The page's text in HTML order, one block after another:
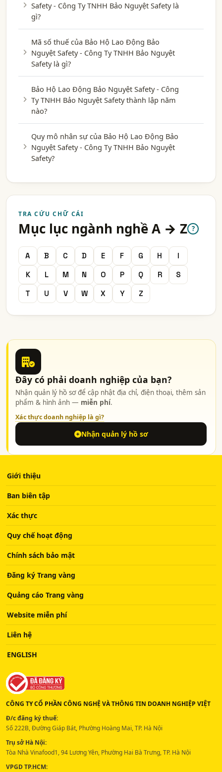
Safety - Công Ty TNHH Bảo Nguyệt Safety là
gì?
Mã số thuế của Bảo Hộ Lao Động Bảo
Nguyệt Safety - Công Ty TNHH Bảo Nguyệt
Safety là gì?
Bảo Hộ Lao Động Bảo Nguyệt Safety - Công
Ty TNHH Bảo Nguyệt Safety thành lập năm
nào?
Quy mô nhân sự của Bảo Hộ Lao Động Bảo
Nguyệt Safety - Công Ty TNHH Bảo Nguyệt
Safety?
TRA CỨU CHỮ CÁI
Mục lục ngành nghề A → Z ?
A B C D E F G H
I
K
L M N O P Q R
S
T
U V W X Y Z
Đây có phải doanh nghiệp của bạn?
Nhận quản lý hồ sơ để cập nhật địa chỉ, điện thoại, thêm sản
phẩm & hình ảnh — miễn phí.
Xác thực doanh nghiệp là gì?
Nhận quản lý hồ sơ
Giới thiệu
Ban biên tập
Xác thực
Quy chế hoạt động
Chính sách bảo mật
Đăng ký Trang vàng
Quảng cáo Trang vàng
Website miễn phí
Liên hệ
ENGLISH
CÔNG TY CỔ PHẦN CÔNG NGHỆ VÀ THÔNG TIN DOANH NGHIỆP VIỆT
Đ/c đăng ký thuế:
Số 222B, Đường Giáp Bát, Phường Hoàng Mai, TP. Hà Nội
Trụ sở Hà Nội:
Tòa Nhà Vinafood1, 94 Lương Yên, Phường Hai Bà Trưng, TP. Hà Nội
VPGD TP.HCM: